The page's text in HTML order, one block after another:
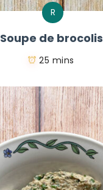
R
Soupe de brocolis
25 mins